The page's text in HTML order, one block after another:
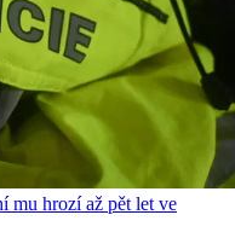
mu hrozí až pět let ve